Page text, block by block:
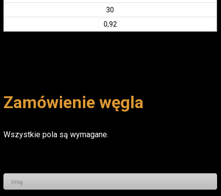
30
0,92
Zamówienie węgla
Wszystkie pola są wymagane.